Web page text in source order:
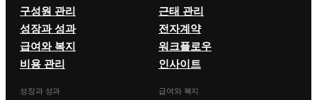
구성원 관리
성장과 성과
급여와 복지
비용 관리
근태 관리
전자계약
워크플로우
인사이트
성장과 성과 급여와 복지